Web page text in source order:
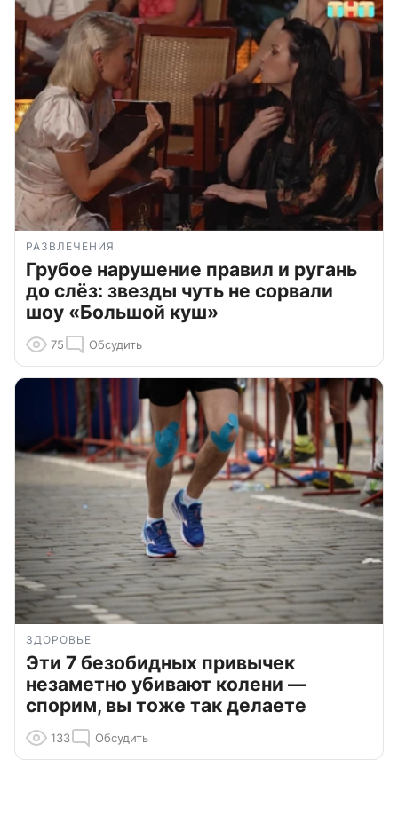
РАЗВЛЕЧЕНИЯ
Грубое нарушение правил и ругань
до слёз: звезды чуть не сорвали
шоу «Большой куш»
75 Обсудить
ЗДОРОВЬЕ
Эти 7 безобидных привычек
незаметно убивают колени —
спорим, вы тоже так делаете
133 Обсудить